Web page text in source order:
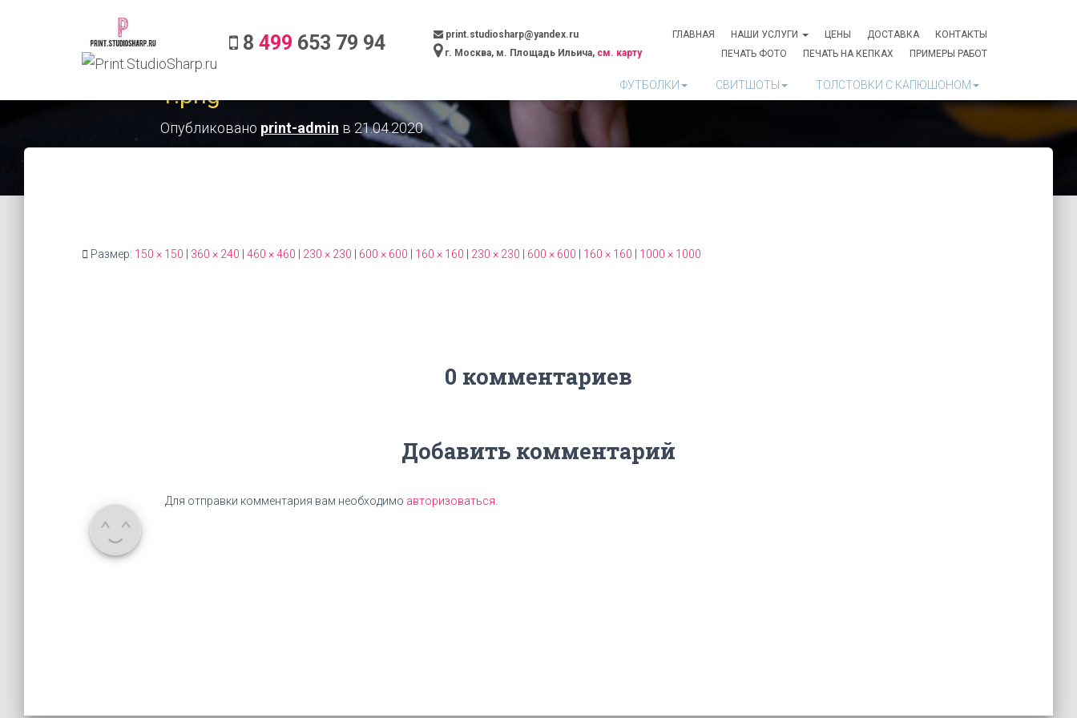
8 499 653 79 94
print.studiosharp@yandex.ru
г. Москва, м. Площадь Ильича, см. карту
ТОЛСТОВКИ С КАПЮШОНОМ
СВИТШОТЫ
ФУТБОЛКИ
ГЛАВНАЯ НАШИ УСЛУГИ ЦЕНЫ ДОСТАВКА
КОНТАКТЫ
ПЕЧАТЬ ФОТО
ПЕЧАТЬ НА КЕПКАХ ПРИМЕРЫ РАБОТ
1.png
Опубликовано print-admin в 21.04.2020
Размер: 150 × 150 360 × 240 460 × 460 230 × 230 600 × 600 160 × 160 230 × 230 600 × 600 160 × 160 1000 × 1000
0 комментариев
Добавить комментарий
Для отправки комментария вам необходимо авторизоваться